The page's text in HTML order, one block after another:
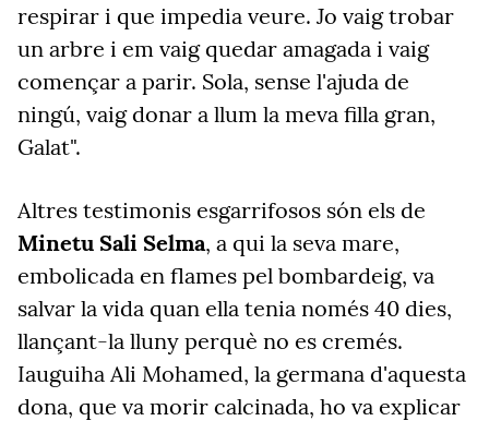
respirar i que impedia veure. Jo vaig trobar
un arbre i em vaig quedar amagada i vaig
començar a parir. Sola, sense l'ajuda de
ningú, vaig donar a llum la meva filla gran,
Galat".
Altres testimonis esgarrifosos són els de
Minetu Sali Selma, a qui la seva mare,
embolicada en flames pel bombardeig, va
salvar la vida quan ella tenia només 40 dies,
llançant-la lluny perquè no es cremés.
Iauguiha Ali Mohamed, la germana d'aquesta
dona, que va morir calcinada, ho va explicar